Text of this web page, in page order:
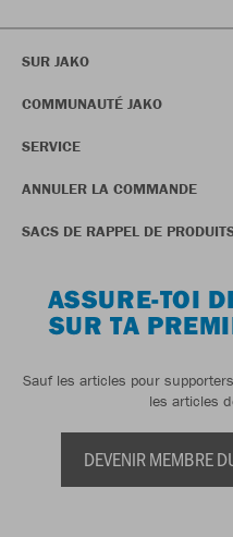
SUR JAKO
COMMUNAUTÉ JAKO
SERVICE
ANNULER LA COMMANDE
SACS DE RAPPEL DE
ASSURE-TOI
SUR TA
Sauf les articles pour
les articles
DEVENIR MEMBRE